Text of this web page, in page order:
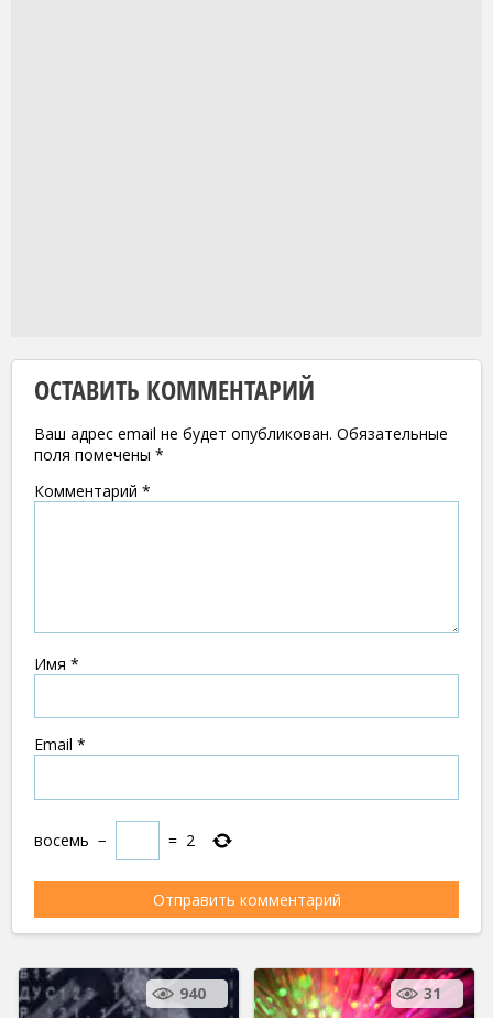
ОСТАВИТЬ КОММЕНТАРИЙ
Ваш адрес email не будет опубликован. Обязательные
поля помечены *
Комментарий *
Имя *
Email *
восемь − = 2
940 31